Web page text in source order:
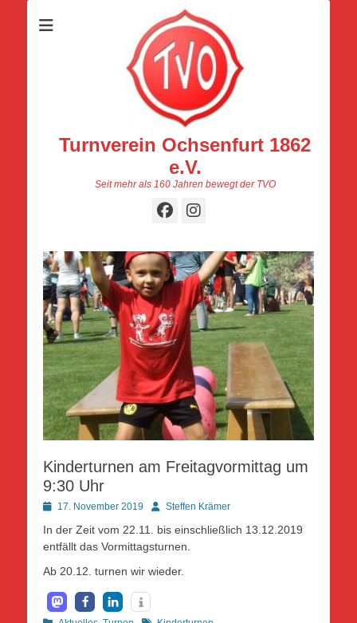
Turnverein Ochsenfurt 1862
e.V.
Seit mehr als 160 Jahren bewegt der TVO
Facebook
Instagram
Kinderturnen am Freitagvormittag um
9:30 Uhr
Posted17. November 2019 AutorSteffen Krämer
In der Zeit vom 22.11. bis einschließlich 13.12.2019
entfällt das Vormittagsturnen.
Ab 20.12. turnen wir wieder.